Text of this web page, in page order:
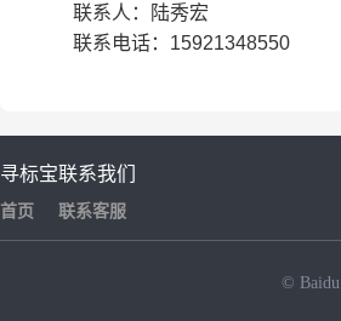
联系人：陆秀宏
联系电话：15921348550
寻标宝
首页
联系我们
联系客服
© Baidu